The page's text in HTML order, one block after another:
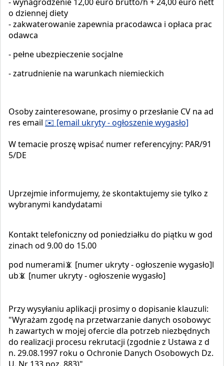
o dziennej diety
- zakwaterowanie zapewnia pracodawca i opłaca prac
odawca
- pełne ubezpieczenie socjalne
- zatrudnienie na warunkach niemieckich
Osoby zainteresowane, prosimy o przesłanie CV na ad
res email ✉️ [email ukryty - ogłoszenie wygasło]
W temacie proszę wpisać numer referencyjny: PAR/91
5/DE
Uprzejmie informujemy, że skontaktujemy sie tylko z
wybranymi kandydatami
Kontakt telefoniczny od poniedziałku do piątku w god
zinach od 9.00 do 15.00
pod numerami📵 [numer ukryty - ogłoszenie wygasło]l
ub📵 [numer ukryty - ogłoszenie wygasło]
Przy wysyłaniu aplikacji prosimy o dopisanie klauzuli:
"Wyrażam zgodę na przetwarzanie danych osobowyc
h zawartych w mojej ofercie dla potrzeb niezbędnych
do realizacji procesu rekrutacji (zgodnie z Ustawa z d
n. 29.08.1997 roku o Ochronie Danych Osobowych Dz.